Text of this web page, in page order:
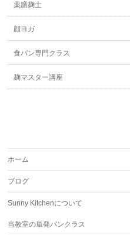
薬膳麹士
顔ヨガ
食パン専門クラス
麹マスター講座
ホーム
ブログ
Sunny Kitchenについて
当教室の単発パンクラス